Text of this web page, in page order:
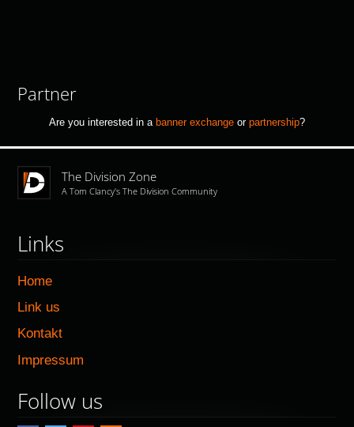
Partner
Are you interested in a banner exchange or partnership?
The Division Zone
A Tom Clancy's The Division Community
Links
Home
Link us
Kontakt
Impressum
Follow us